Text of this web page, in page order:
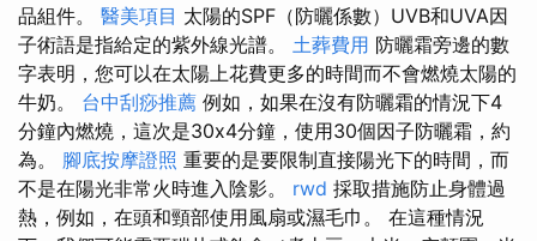
品組件。 醫美項目 太陽的SPF（防曬係數）UVB和UVA因
子術語是指給定的紫外線光譜。 土葬費用 防曬霜旁邊的數
字表明，您可以在太陽上花費更多的時間而不會燃燒太陽的
牛奶。 台中刮痧推薦 例如，如果在沒有防曬霜的情況下4
分鐘內燃燒，這次是30x4分鐘，使用30個因子防曬霜，約
為。 腳底按摩證照 重要的是要限制直接陽光下的時間，而
不是在陽光非常火時進入陰影。 rwd 採取措施防止身體過
熱，例如，在頭和頸部使用風扇或濕毛巾。 在這種情況